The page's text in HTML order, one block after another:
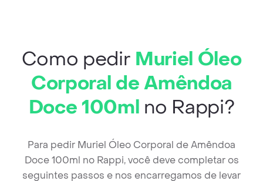
Como pedir Muriel Óleo
Corporal de Amêndoa
Doce 100ml no Rappi?
Para pedir Muriel Óleo Corporal de Amêndoa
Doce 100ml no Rappi, você deve completar os
seguintes passos e nos encarregamos de levar